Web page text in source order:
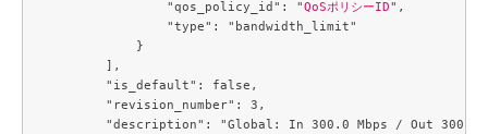
                "qos_policy_id": "
QoSポリシーID",
                "type": "bandwidth_limit"
            }
        ],
        "is_default": false,
        "revision_number": 3,
"description": "Global: In 300.0 Mbps / Out 300.0